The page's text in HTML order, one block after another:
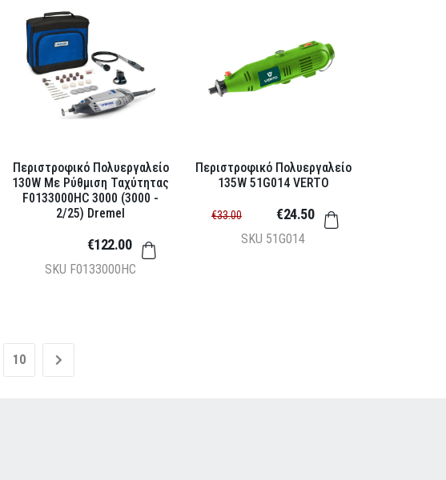
Περιστροφικό Πολυεργαλείο
130W Με Ρύθμιση Ταχύτητας
F0133000HC 3000 (3000 -
2/25) Dremel
SKU F0133000HC
€122.00
Περιστροφικό Πολυεργαλείο
135W 51G014 VERTO
SKU 51G014
€33.00 €24.50
10 »